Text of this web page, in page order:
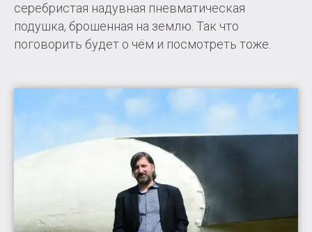
серебристая надувная пневматическая
подушка, брошенная на землю. Так что
поговорить будет о чём и посмотреть тоже.